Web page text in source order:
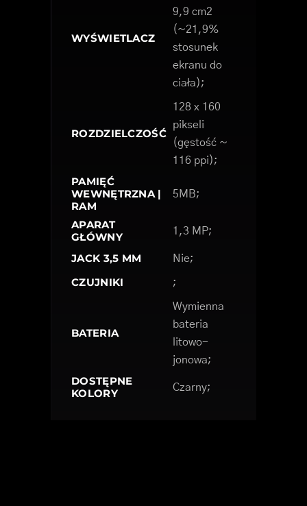
WYŚWIETLACZ
9,9 cm2
(~21,9%
stosunek
ekranu do
ciała);
ROZDZIELCZOŚĆ
128 x 160
pikseli
(gęstość ~
116 ppi);
PAMIĘĆ
WEWNĘTRZNA |
RAM
5MB;
APARAT
GŁÓWNY
1,3 MP;
JACK 3,5 MM Nie;
CZUJNIKI ;
BATERIA
Wymienna
bateria
litowo-
jonowa;
DOSTĘPNE
KOLORY
Czarny;